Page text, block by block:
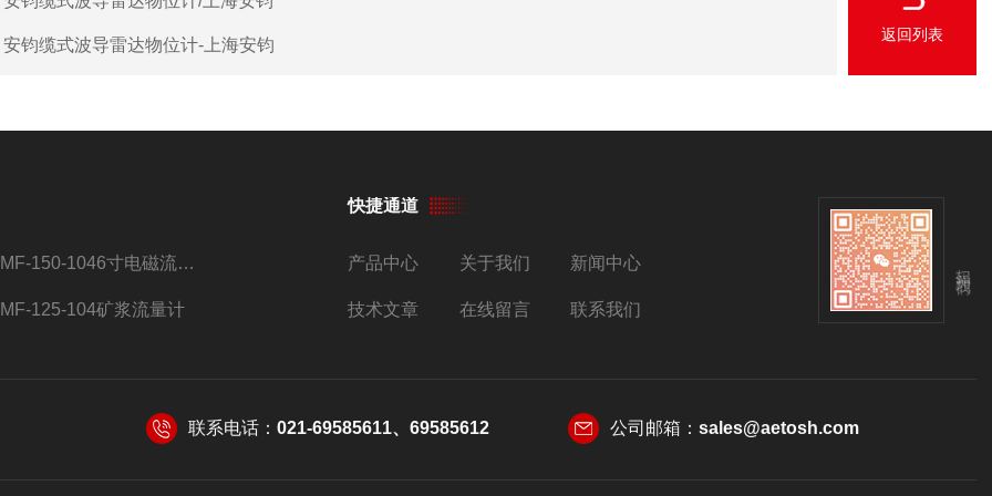
安钧缆式波导雷达物位计-上海安钧
返回列表
AMF-150-1046寸电磁流量计
125-104矿浆流量计
快捷通道
产品中心 关于我们 新闻中心
技术文章 在线留言 联系我们
联系电话： 021-69585611、69585612 公司邮箱： sales@aetosh.com